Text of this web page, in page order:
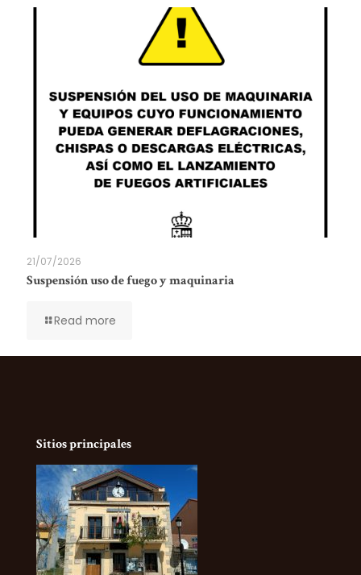
21/07/2026
Suspensión uso de fuego y maquinaria
Read more
Sitios principales